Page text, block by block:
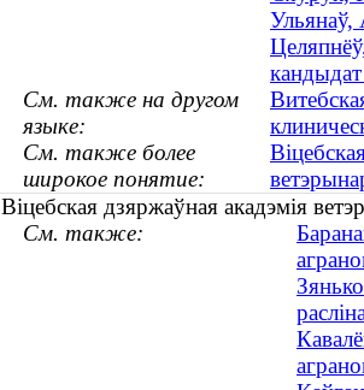
Ульянаў,
См. также на другом
языке:
См. также более
широкое понятие:
Віцебская дзяржаўная акадэмія
См. также: